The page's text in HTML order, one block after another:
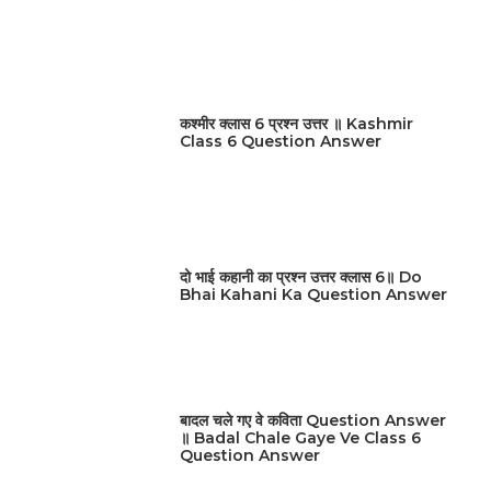
कश्मीर क्लास 6 प्रश्न उत्तर ॥ Kashmir
Class 6 Question Answer
दो भाई कहानी का प्रश्न उत्तर क्लास 6॥ Do
Bhai Kahani Ka Question Answer
बादल चले गए वे कविता Question Answer
॥ Badal Chale Gaye Ve Class 6
Question Answer